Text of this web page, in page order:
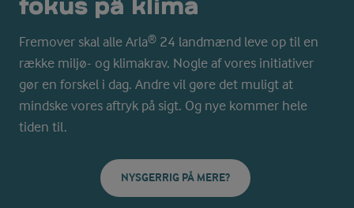
fokus på klima
Fremover skal alle Arla® 24 landmænd leve op til en
række miljø- og klimakrav. Nogle af vores initiativer
gør en forskel i dag. Andre vil gøre det muligt at
mindske vores aftryk på sigt. Og nye kommer hele
tiden til.
NYSGERRIG PÅ MERE?